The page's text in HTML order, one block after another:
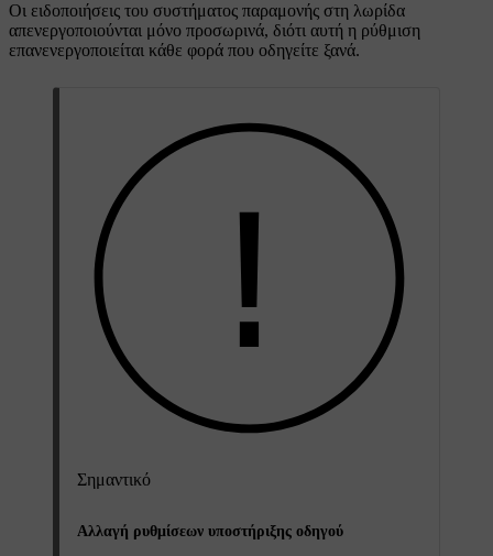
Οι ειδοποιήσεις του συστήματος παραμονής στη λωρίδα
απενεργοποιούνται μόνο προσωρινά, διότι αυτή η ρύθμιση
επανενεργοποιείται κάθε φορά που οδηγείτε ξανά.
Σημαντικό
Αλλαγή ρυθμίσεων υποστήριξης οδηγού